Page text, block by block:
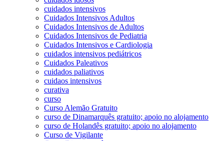
cuidados intensivos
Cuidados Intensivos Adultos
Cuidados Intensivos de Adultos
Cuidados Intensivos de Pediatria
Cuidados Intensivos e Cardiologia
cuidados intensivos pediátricos
Cuidados Paleativos
cuidados paliativos
cuidaos intensivos
curativa
curso
Curso Alemão Gratuito
curso de Dinamarquês gratuito; apoio no alojamento
curso de Holandês gratuito; apoio no alojamento
Curso de Vigilante